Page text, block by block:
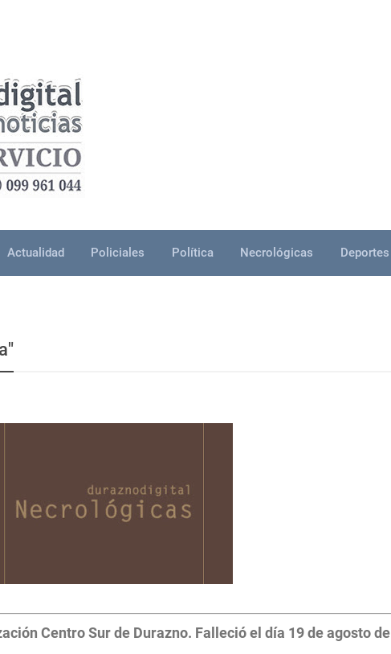
Actualidad Policiales Política Necrológicas Deportes
Centro Sur de Durazno. Falleció el día 19 de agosto de